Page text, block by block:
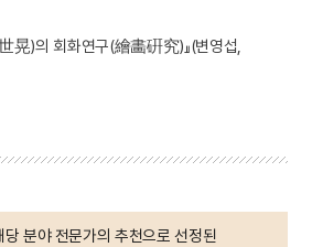
晃)의 회화연구(繪畵硏究)』(변영섭,
분야 전문가의 추천으로 선정된